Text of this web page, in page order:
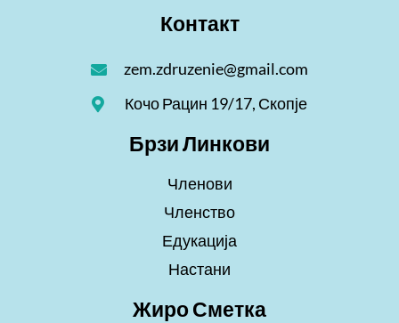
Контакт
zem.zdruzenie@gmail.com
Кочо Рацин 19/17, Скопје
Брзи Линкови
Членови
Членство
Едукација
Настани
Жиро Сметка